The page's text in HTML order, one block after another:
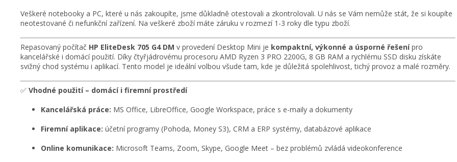
Veškeré notebooky a PC, které u nás zakoupíte, jsme důkladně otestovali a zkontrolovali. U nás se Vám nemůže stát, že si koupíte
neotestované či nefunkční zařízení. Na veškeré zboží máte záruku v rozmezí 1-3 roky dle typu zboží.
Repasovaný počítač HP EliteDesk 705 G4 DM v provedení Desktop Mini je kompaktní, výkonné a úsporné řešenípro
kancelářské i domácí použití. Díky čtyřjádrovému procesoru AMD Ryzen 3 PRO 2200G, 8 GB RAM a rychlému SSD disku získáte
svižný chod systému i aplikací. Tento model je ideální volbou všude tam, kde je důležitá spolehlivost, tichý provoz a malé rozměry.
✅ Vhodné použití – domácí i firemní prostředí
Kancelářská práce: MS Office, LibreOffice, Google Workspace, práce s e-maily a dokumenty
Firemní aplikace: účetní programy (Pohoda, Money S3), CRM a ERP systémy, databázové aplikace
Online komunikace: Microsoft Teams, Zoom, Skype, Google Meet – bez problémů zvládá videokonference